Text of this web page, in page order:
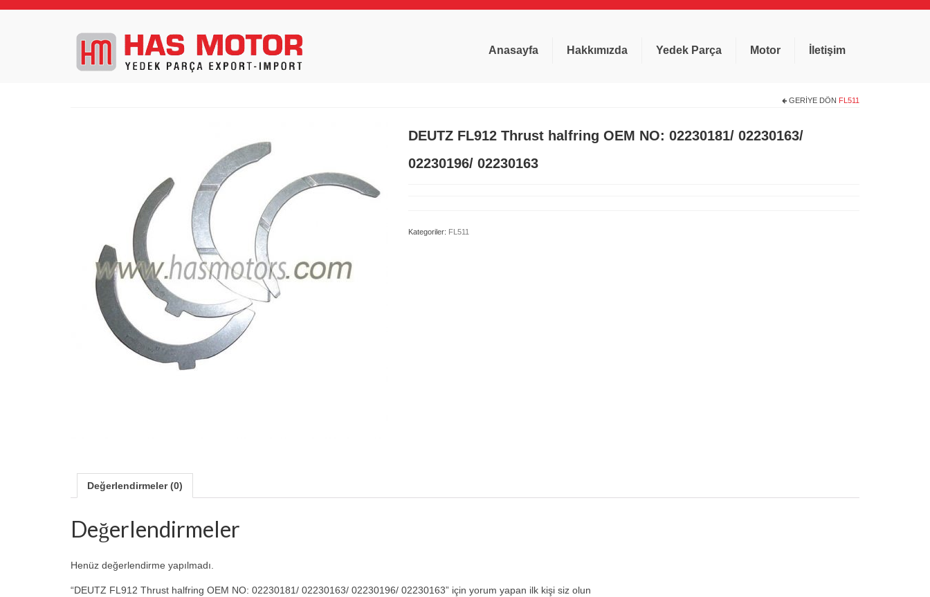
Anasayfa Hakkımızda Yedek Parça Motor İletişim
GERIYE DÖN FL511
DEUTZ FL912 Thrust halfring OEM NO: 02230181/ 02230163/
02230196/ 02230163
Kategoriler: FL511
Değerlendirmeler (0)
Değerlendirmeler
Henüz değerlendirme yapılmadı.
“DEUTZ FL912 Thrust halfring OEM NO: 02230181/ 02230163/ 02230196/ 02230163” için yorum yapan ilk kişi siz olun